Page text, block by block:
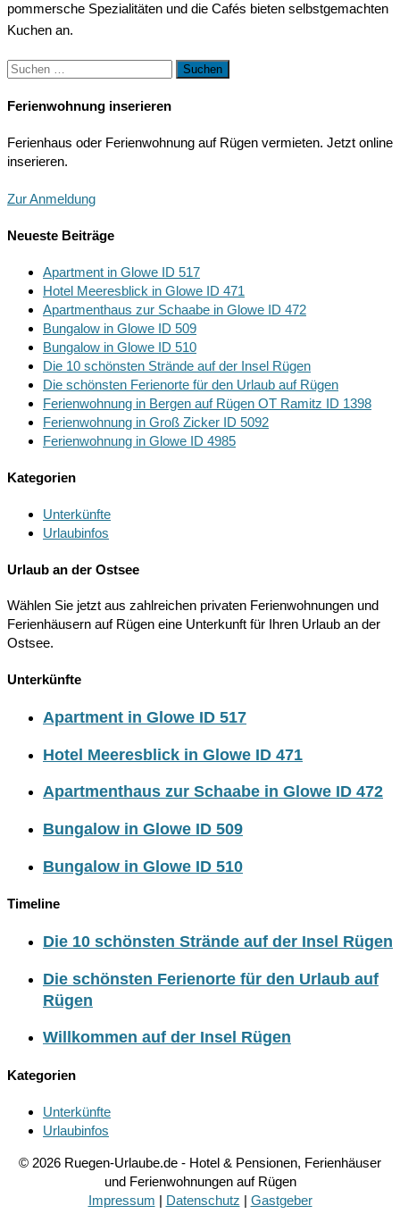
pommersche Spezialitäten und die Cafés bieten selbstgemachten
Kuchen an.
Suchen
Ferienwohnung inserieren
Ferienhaus oder Ferienwohnung auf Rügen vermieten. Jetzt online
inserieren.
Zur Anmeldung
Neueste Beiträge
Apartment in Glowe ID 517
Hotel Meeresblick in Glowe ID 471
Apartmenthaus zur Schaabe in Glowe ID 472
Bungalow in Glowe ID 509
Bungalow in Glowe ID 510
Die 10 schönsten Strände auf der Insel Rügen
Die schönsten Ferienorte für den Urlaub auf Rügen
Ferienwohnung in Bergen auf Rügen OT Ramitz ID 1398
Ferienwohnung in Groß Zicker ID 5092
Ferienwohnung in Glowe ID 4985
Kategorien
Unterkünfte
Urlaubinfos
Urlaub an der Ostsee
Wählen Sie jetzt aus zahlreichen privaten Ferienwohnungen und
Ferienhäusern auf Rügen eine Unterkunft für Ihren Urlaub an der
Ostsee.
Unterkünfte
Apartment in Glowe ID 517
Hotel Meeresblick in Glowe ID 471
Apartmenthaus zur Schaabe in Glowe ID 472
Bungalow in Glowe ID 509
Bungalow in Glowe ID 510
Timeline
Die 10 schönsten Strände auf der Insel Rügen
Die schönsten Ferienorte für den Urlaub auf
Rügen
Willkommen auf der Insel Rügen
Kategorien
Unterkünfte
Urlaubinfos
© 2026 Ruegen-Urlaube.de - Hotel & Pensionen, Ferienhäuser
und Ferienwohnungen auf Rügen
Impressum | Datenschutz | Gastgeber